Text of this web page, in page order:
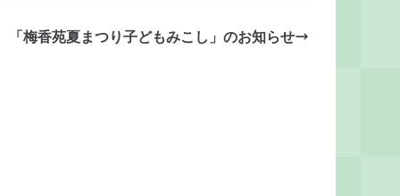
「梅香苑夏まつり子どもみこし」のお知らせ